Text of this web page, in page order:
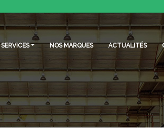
SERVICES NOS MARQUES ACTUALITÉS